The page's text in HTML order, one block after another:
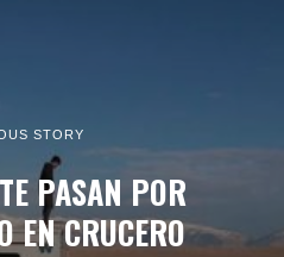
STORY
PASAN POR
EN CRUCERO